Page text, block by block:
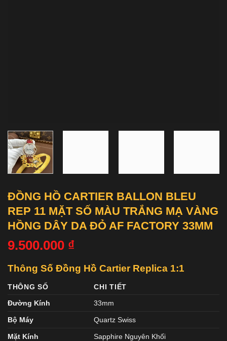
ĐỒNG HỒ CARTIER BALLON BLEU
REP 11 MẶT SỐ MÀU TRẮNG MẠ VÀNG
HỒNG DÂY DA ĐỎ AF FACTORY 33MM
9.500.000 ₫
Thông Số Đồng Hồ Cartier Replica 1:1
THÔNG SỐ
CHI TIẾT
Đường Kính
33mm
Bộ Máy Quartz Swiss
Mặt Kính Sapphire Nguyên Khối